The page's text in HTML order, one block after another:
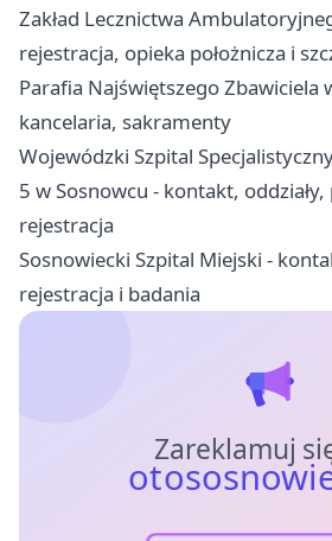
Zakład Lecznictwa
rejestracja, opieka położnicza i
Parafia Najświętszego Zbawiciela
kancelaria, sakramenty
Wojewódzki Szpital
5 w Sosnowcu - kontakt,
rejestracja
Sosnowiecki Szpital Miejski -
rejestracja i badania
Zareklamuj